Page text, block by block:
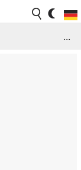
...